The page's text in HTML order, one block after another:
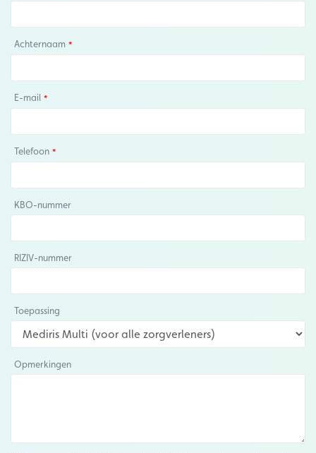
Achternaam
E-mail
Telefoon
KBO-nummer
RIZIV-nummer
Toepassing
Opmerkingen